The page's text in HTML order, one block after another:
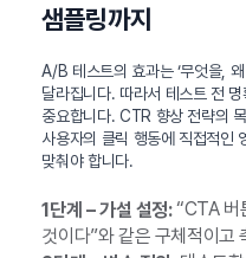
샘플링까지
A/B 테스트의 효과는 ‘무엇을,
달라집니다. 따라서 테스트 전
중요합니다. CTR 향상 전략의
사용자의 클릭 행동에 직접적인
맞춰야 합니다.
1단계 – 가설 설정:“CTA 버
것이다”와 같은 구체적이고